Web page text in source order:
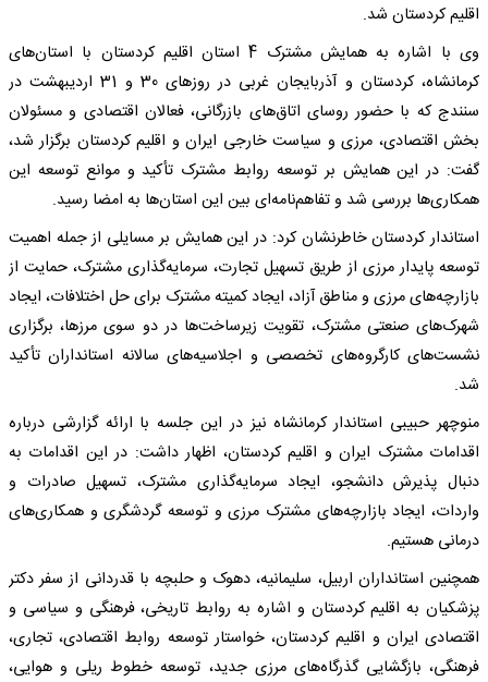
اقلیم کردستان شد.
وی با اشاره به همایش مشترک 4 استان اقلیم کردستان با استان‌های
کرمانشاه، کردستان و آذربایجان غربی در روزهای 30 و 31 اردیبهشت در
سنندج که با حضور روسای اتاق‌های بازرگانی، فعالان اقتصادی و مسئولان
بخش اقتصادی، مرزی و سیاست خارجی ایران و اقلیم کردستان برگزار شد،
گفت: در این همایش بر توسعه روابط مشترک تأکید و موانع توسعه این
همکاری‌ها بررسی شد و تفاهم‌نامه‌ای بین این استان‌ها به امضا رسید.
استاندار کردستان خاطرنشان کرد: در این همایش بر مسایلی از جمله اهمیت
توسعه پایدار مرزی از طریق تسهیل تجارت، سرمایه‌گذاری مشترک، حمایت از
بازارچه‌های مرزی و مناطق آزاد، ایجاد کمیته مشترک برای حل اختلافات، ایجاد
شهرک‌های صنعتی مشترک، تقویت زیرساخت‌ها در دو سوی مرزها، برگزاری
نشست‌های کارگروه‌های تخصصی و اجلاسیه‌‌های سالانه استانداران تأکید
شد.
منوچهر حبیبی استاندار کرمانشاه نیز در این جلسه با ارائه گزارشی درباره
اقدامات مشترک ایران و اقلیم کردستان، اظهار داشت: در این اقدامات به
دنبال پذیرش دانشجو، ایجاد سرمایه‌گذاری مشترک، تسهیل صادرات و
واردات، ایجاد بازارچه‌های مشترک مرزی و توسعه گردشگری و همکاری‌های
درمانی هستیم.
همچنین استانداران اربیل، سلیمانیه، دهوک و حلبچه با قدردانی از سفر دکتر
پزشکیان به اقلیم کردستان و اشاره به روابط تاریخی، فرهنگی و سیاسی و
اقتصادی ایران و اقلیم کردستان، خواستار توسعه روابط اقتصادی، تجاری،
فرهنگی، بازگشایی گذرگاه‌های مرزی جدید، توسعه خطوط ریلی و هوایی،